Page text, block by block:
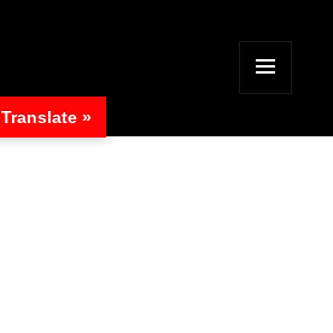
MENÜ
WIDGETS
Translate »